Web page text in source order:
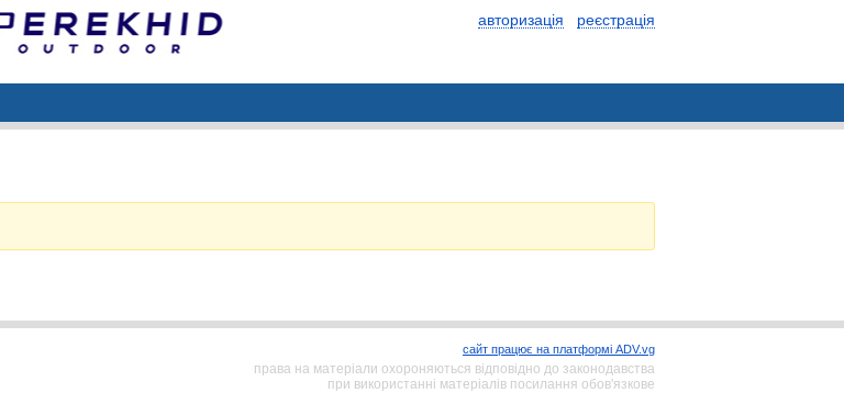
авторизація реєстрація
сайт працює на платформі ADV.vg
права на матеріали охороняються відповідно до законодавства
при використанні матеріалів посилання обов'язкове